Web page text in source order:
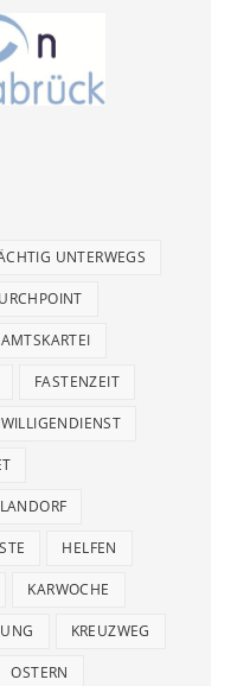
UNTERWEGS
FASTENZEIT
HELFEN
KARWOCHE
KREUZWEG
OSTERN